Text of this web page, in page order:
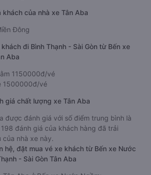
khách của nhà xe Tân Aba
Đông
đi Bình Thạnh - Sài Gòn từ Bến xe
Aba
1150000đ/vé
1500000đ/vé
giá chất lượng xe Tân Aba
được đánh giá với số điểm trung bình là
đánh giá của khách hàng đã trải
của nhà xe này.
hệ, đặt mua vé xe khách từ Bến xe Nước
- Sài Gòn Tân Aba